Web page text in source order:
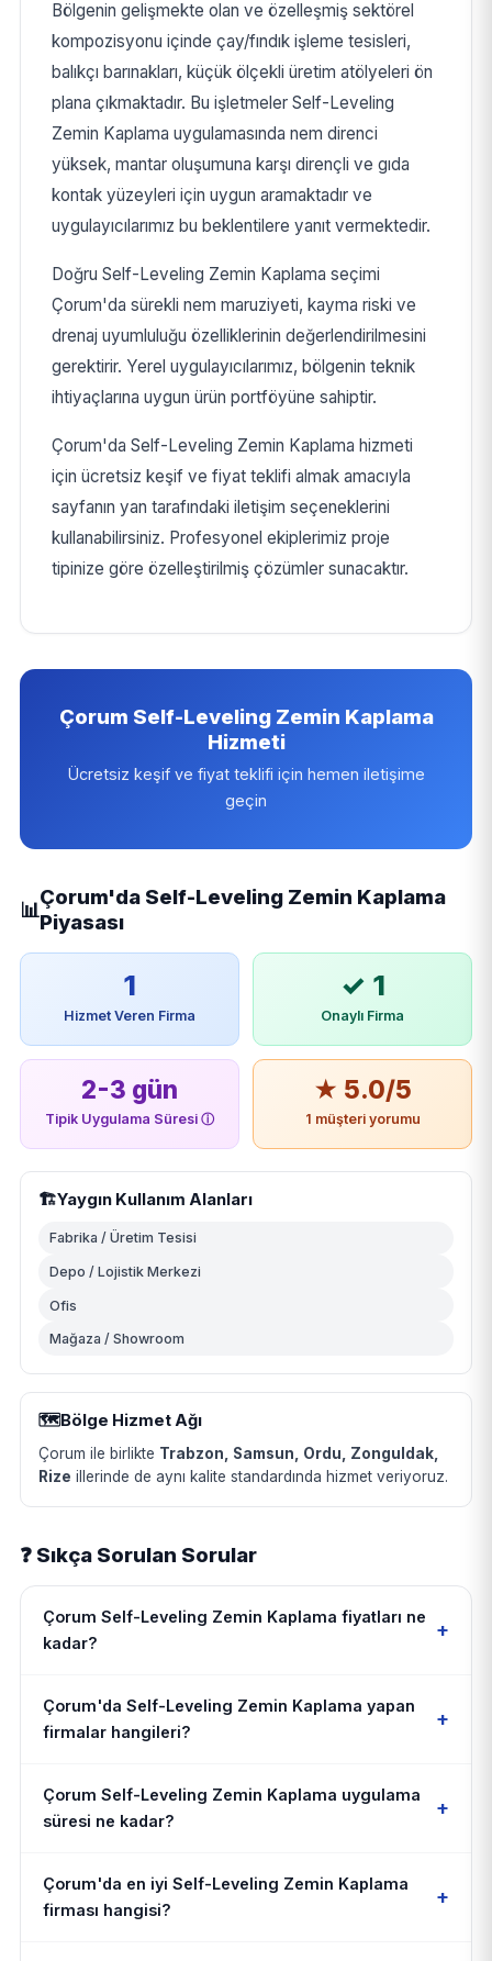
Bölgenin gelişmekte olan ve özelleşmiş sektörel
kompozisyonu içinde çay/fındık işleme tesisleri,
balıkçı barınakları, küçük ölçekli üretim atölyeleri ön
plana çıkmaktadır. Bu işletmeler Self-Leveling
Zemin Kaplama uygulamasında nem direnci
yüksek, mantar oluşumuna karşı dirençli ve gıda
kontak yüzeyleri için uygun aramaktadır ve
uygulayıcılarımız bu beklentilere yanıt vermektedir.
Doğru Self-Leveling Zemin Kaplama seçimi
Çorum'da sürekli nem maruziyeti, kayma riski ve
drenaj uyumluluğu özelliklerinin değerlendirilmesini
gerektirir. Yerel uygulayıcılarımız, bölgenin teknik
ihtiyaçlarına uygun ürün portföyüne sahiptir.
Çorum'da Self-Leveling Zemin Kaplama hizmeti
için ücretsiz keşif ve fiyat teklifi almak amacıyla
sayfanın yan tarafındaki iletişim seçeneklerini
kullanabilirsiniz. Profesyonel ekiplerimiz proje
tipinize göre özelleştirilmiş çözümler sunacaktır.
Çorum Self-Leveling Zemin Kaplama
Hizmeti
Ücretsiz keşif ve fiyat teklifi için hemen iletişime
geçin
📊
Çorum'da Self-Leveling Zemin Kaplama
Piyasası
1
Hizmet Veren Firma
✓ 1
Onaylı Firma
2-3 gün
Tipik Uygulama Süresi ⓘ
★ 5.0/5
1 müşteri yorumu
🏗️Yaygın Kullanım Alanları
Fabrika / Üretim Tesisi
Depo / Lojistik Merkezi
Ofis
Mağaza / Showroom
🗺️Bölge Hizmet Ağı
Çorum ile birlikte Trabzon, Samsun, Ordu, Zonguldak,
Rize illerinde de aynı kalite standardında hizmet veriyoruz.
❓ Sıkça Sorulan Sorular
Çorum Self-Leveling Zemin Kaplama fiyatları ne
kadar?
+
Çorum'da Self-Leveling Zemin Kaplama yapan
firmalar hangileri?
+
Çorum Self-Leveling Zemin Kaplama uygulama
süresi ne kadar?
+
Çorum'da en iyi Self-Leveling Zemin Kaplama
firması hangisi?
+